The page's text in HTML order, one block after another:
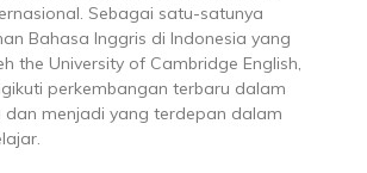
Sebagai satu-satunya
Bahasa Inggris di Indonesia yang
the University of Cambridge English,
perkembangan terbaru dalam
dan menjadi yang terdepan dalam